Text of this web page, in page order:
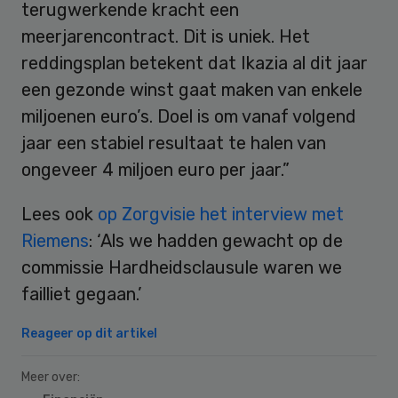
terugwerkende kracht een
meerjarencontract. Dit is uniek. Het
reddingsplan betekent dat Ikazia al dit jaar
een gezonde winst gaat maken van enkele
miljoenen euro’s. Doel is om vanaf volgend
jaar een stabiel resultaat te halen van
ongeveer 4 miljoen euro per jaar.”
Lees ook op Zorgvisie het interview met
Riemens: ‘Als we hadden gewacht op de
commissie Hardheidsclausule waren we
failliet gegaan.’
Reageer op dit artikel
Meer over: